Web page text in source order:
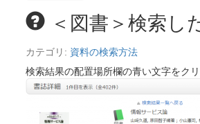
＜図書＞検索し
カテゴリ: 資料の検索方法
検索結果の配置場所欄の青い文字をクリ